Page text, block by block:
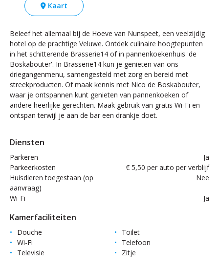
Kaart
Beleef het allemaal bij de Hoeve van Nunspeet, een veelzijdig
hotel op de prachtige Veluwe. Ontdek culinaire hoogtepunten
in het schitterende Brasserie14 of in pannenkoekenhuis 'de
Boskabouter'. In Brasserie14 kun je genieten van ons
driegangenmenu, samengesteld met zorg en bereid met
streekproducten. Of maak kennis met Nico de Boskabouter,
waar je ontspannen kunt genieten van pannenkoeken of
andere heerlijke gerechten. Maak gebruik van gratis Wi-Fi en
ontspan terwijl je aan de bar een drankje doet.
Diensten
Parkeren
Ja
Parkeerkosten
€ 5,50 per auto per verblijf
Huisdieren toegestaan (op
aanvraag)
Nee
Wi-Fi Ja
Kamerfaciliteiten
Douche
Toilet
Wi-Fi
Telefoon
Televisie
Zitje